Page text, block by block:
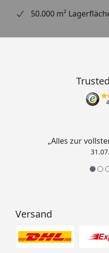
50.000 m²
„Alles zur
Versand